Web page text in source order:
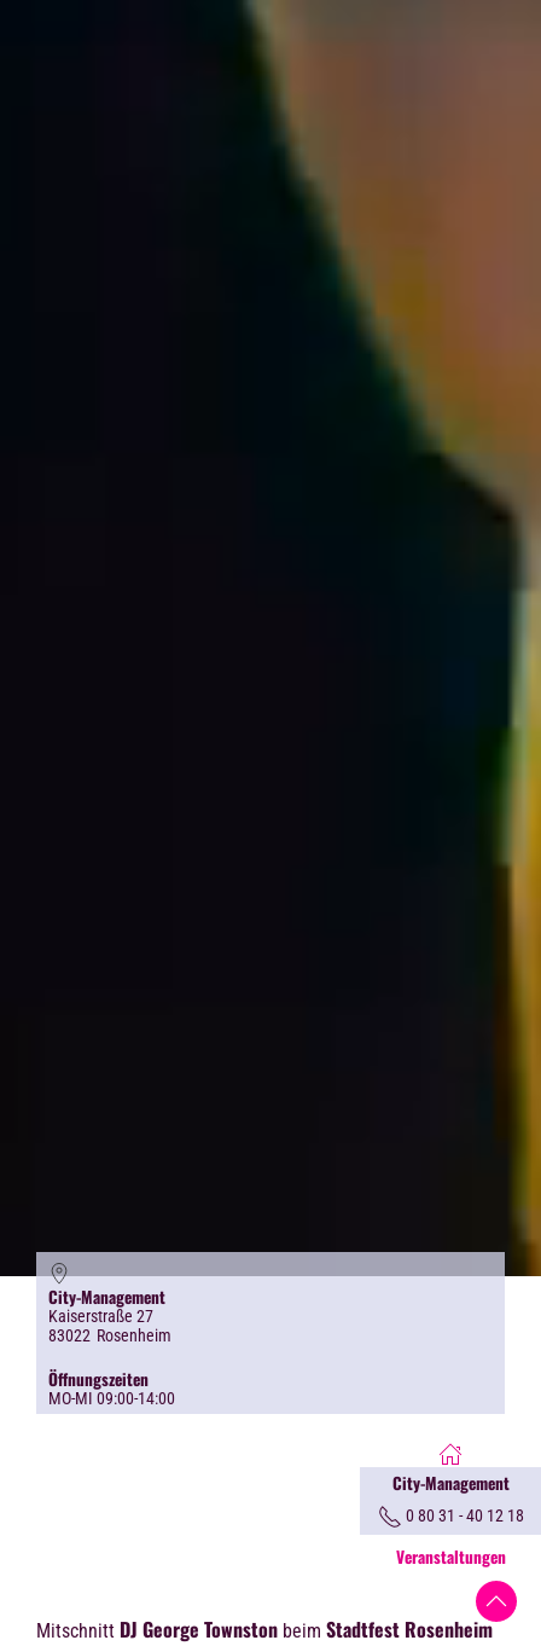
City-Management
Kaiserstraße 27
83022 Rosenheim
Öffnungszeiten
MO-MI 09:00-14:00
City-Management
0 80 31 - 40 12 18
Veranstaltungen
Mitschnitt DJ George Townston beim Stadtfest Rosenheim